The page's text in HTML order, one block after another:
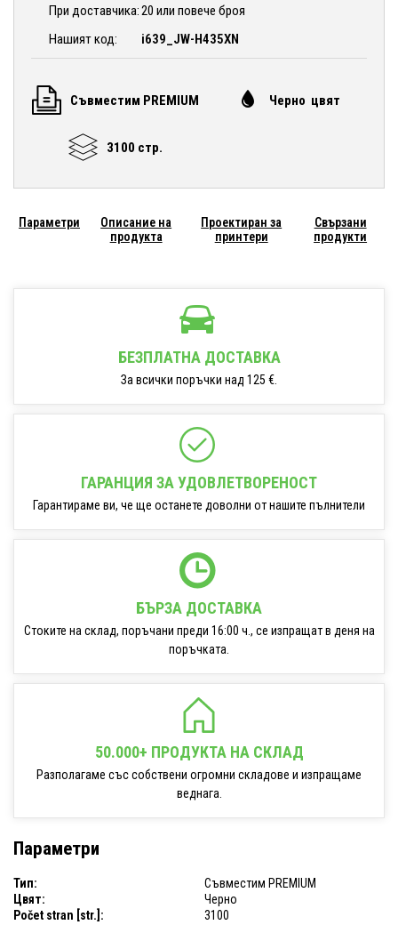
При доставчика:20 или повече броя
Нашият код:
i639_JW-H435XN
Съвместим PREMIUM Черно цвят
3100 стр.
Параметри
Описание на
продукта
Проектиран за
принтери
Свързани
продукти
БЕЗПЛАТНА ДОСТАВКА
За всички поръчки над 125 €.
ГАРАНЦИЯ ЗА УДОВЛЕТВОРЕНОСТ
Гарантираме ви, че ще останете доволни от нашите пълнители
БЪРЗА ДОСТАВКА
Стоките на склад, поръчани преди 16:00 ч., се изпращат в деня на
поръчката.
50.000+ ПРОДУКТА НА СКЛАД
Разполагаме със собствени огромни складове и изпращаме
веднага.
Параметри
Тип:
Съвместим PREMIUM
Цвят:
Черно
Počet stran [str.]:
3100